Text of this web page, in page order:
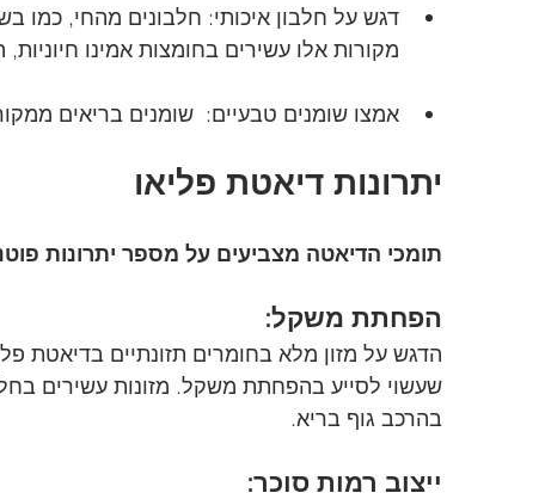
דגש על חלבון איכותי: חלבונים מהחי, כמו
מקורות אלו עשירים בחומצות אמינו
אמצו שומנים טבעיים:  שומנים בריאים
יתרונות דיאטת פליאו
תומכי הדיאטה מצביעים על מספר יתרונות
הפחתת משקל:
הדגש על מזון מלא בחומרים תזונתיים בדיאטת
שעשוי לסייע בהפחתת משקל. מזונות עשירים
בהרכב גוף בריא.
ייצוב רמות סוכר: